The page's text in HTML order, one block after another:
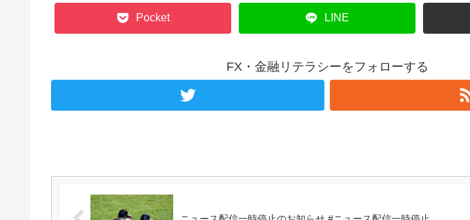
Pocket LINE
FX・金融リテラシーをフォローする